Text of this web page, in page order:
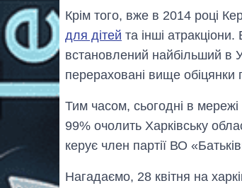
Крім того, вже в 2014 році
для дітей та інші
встановлений найбільший в
перераховані вище
Тим часом, сьогодні в
99% очолить Харківську
керує член партії ВО
Нагадаємо, 28 квітня на